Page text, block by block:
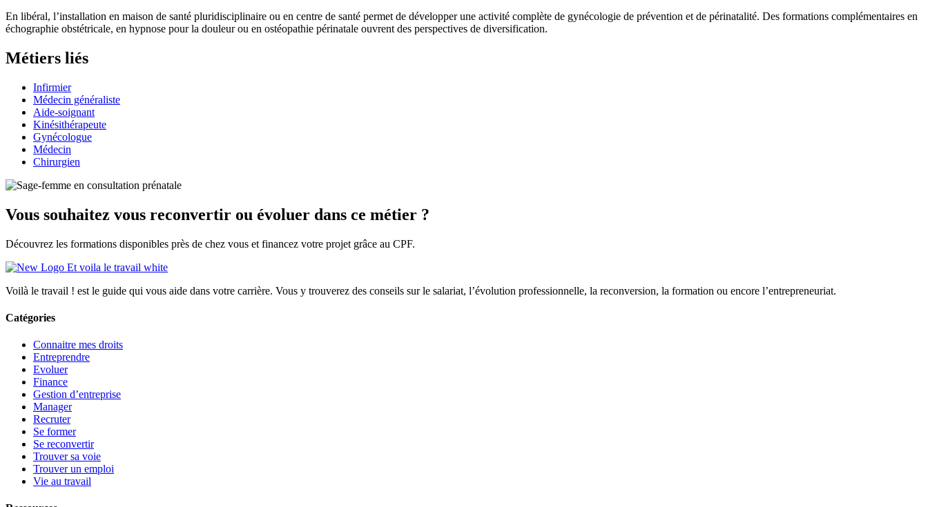
En libéral, l’installation en maison de santé pluridisciplinaire ou en centre de santé permet de développer une activité complète de gynécologie de prévention et de périnatalité. Des formations complémentaires en
échographie obstétricale, en hypnose pour la douleur ou en ostéopathie périnatale ouvrent des perspectives de diversification.
Métiers liés
Infirmier
Médecin généraliste
Aide-soignant
Kinésithérapeute
Gynécologue
Médecin
Chirurgien
Vous souhaitez vous reconvertir ou évoluer dans ce métier ?
Découvrez les formations disponibles près de chez vous et financez votre projet grâce au CPF.
Voilà le travail ! est le guide qui vous aide dans votre carrière. Vous y trouverez des conseils sur le salariat, l’évolution professionnelle, la reconversion, la formation ou encore l’entrepreneuriat.
Catégories
Connaitre mes droits
Entreprendre
Evoluer
Finance
Gestion d’entreprise
Manager
Recruter
Se former
Se reconvertir
Trouver sa voie
Trouver un emploi
Vie au travail